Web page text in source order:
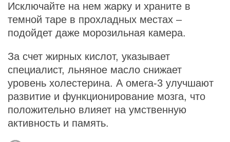
Исключайте на нем жарку и храните в
темной таре в прохладных местах –
подойдет даже морозильная камера.
За счет жирных кислот, указывает
специалист, льняное масло снижает
уровень холестерина. А омега-3 улучшают
развитие и функционирование мозга, что
положительно влияет на умственную
активность и память.